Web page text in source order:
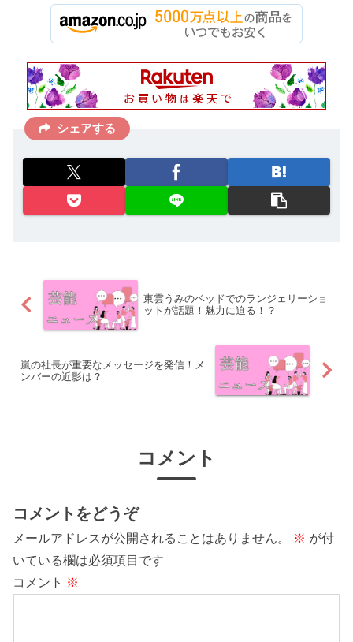
シェアする
東雲うみのベッドでのランジェリーショ
ットが話題！魅力に迫る！？
嵐の社長が重要なメッセージを発信！メ
ンバーの近影は？
コメント
コメントをどうぞ
メールアドレスが公開されることはありません。 ※ が付
いている欄は必須項目です
コメント ※